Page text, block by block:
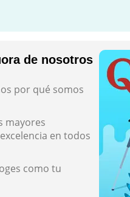
de nosotros
por qué somos
mayores
en todos
como tu